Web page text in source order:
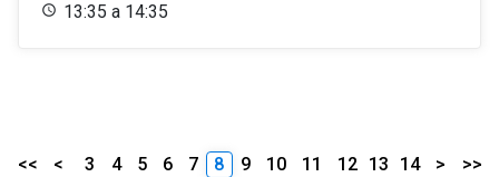
13:35 a 14:35
<< < 3 4 5 6 7 8 9 10 11 12 13 14 > >>